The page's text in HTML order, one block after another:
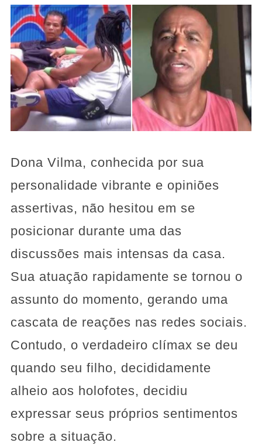
Dona Vilma, conhecida por sua
personalidade vibrante e opiniões
assertivas, não hesitou em se
posicionar durante uma das
discussões mais intensas da casa.
Sua atuação rapidamente se tornou o
assunto do momento, gerando uma
cascata de reações nas redes sociais.
Contudo, o verdadeiro clímax se deu
quando seu filho, decididamente
alheio aos holofotes, decidiu
expressar seus próprios sentimentos
sobre a situação.